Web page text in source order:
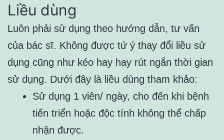
Liều dùng
Luôn phải sử dụng theo hướng dẫn, tư vấn
của bác sĩ. Không được tứ ý thay đổi liều sử
dụng cũng như kéo hay hay rút ngắn thời gian
sử dụng. Dưới đây là liều dùng tham khảo:
Sử dụng 1 viên/ ngày, cho đến khi bệnh
tiến triển hoặc độc tính không thể chấp
nhận được.